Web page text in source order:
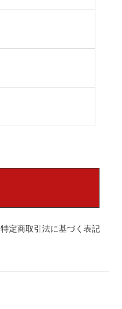
特定商取引法に基づく表記